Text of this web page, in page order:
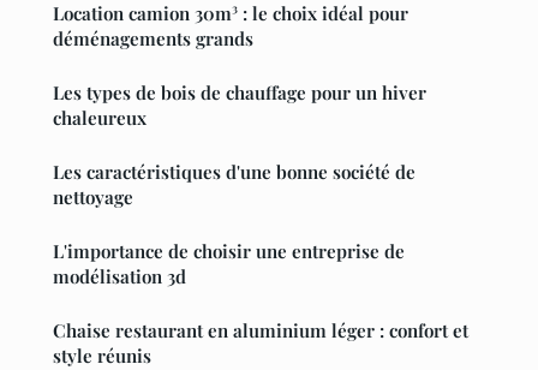
Location camion 30m³ : le choix idéal pour
déménagements grands
Les types de bois de chauffage pour un hiver
chaleureux
Les caractéristiques d'une bonne société de
nettoyage
L'importance de choisir une entreprise de
modélisation 3d
Chaise restaurant en aluminium léger : confort et
style réunis